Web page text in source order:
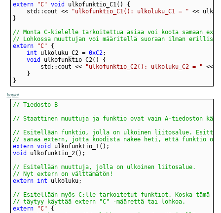
extern
"C" void
	std::cout <<
"ulkofunktio_C1(): ulkoluku_C1 = "
// Lohkossa muuttujan voi määritellä suoraan ilman
extern
"C"
int ulkoluku_C2 = 0xC2
void
		std::cout <<
"ulkofunktio_C2(): ulkoluku_C2 = "
}
kopioi
// sanaa extern, jotta koodista näkee heti, että funktio on
extern void
void
// Nyt extern on välttämätön!
extern int
// täytyy käyttää extern "C" -määrettä tai lohkoa.
extern
"C"